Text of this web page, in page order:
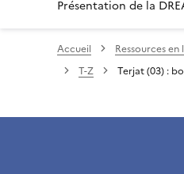
Présentation de la
Accueil Ressources en
T-Z
Terjat (03) :